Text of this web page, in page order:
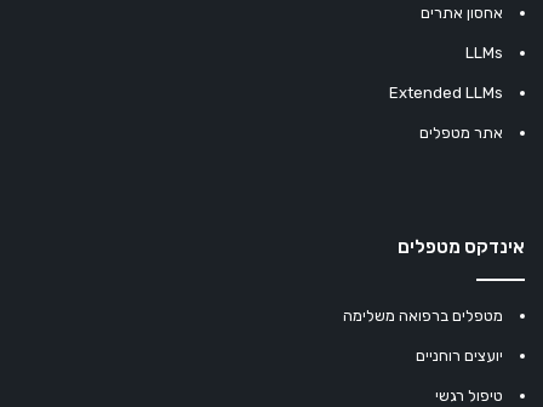
אחסון אתרים
LLMs
Extended LLMs
אתר מטפלים
אינדקס מטפלים
מטפלים ברפואה משלימה
יועצים רוחניים
טיפול רגשי